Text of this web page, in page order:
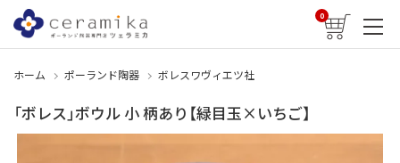
0
ホーム ポーランド陶器 ボレスワヴィエツ社
「ボレス」ボウル 小 柄あり【緑目玉×いちご】